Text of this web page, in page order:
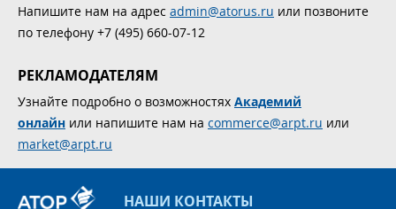
Напишите нам на адрес admin@atorus.ru или позвоните
по телефону +7 (495) 660-07-12
РЕКЛАМОДАТЕЛЯМ
Узнайте подробно о возможностях Академий
онлайн или напишите нам на commerce@arpt.ru или
market@arpt.ru
НАШИ КОНТАКТЫ